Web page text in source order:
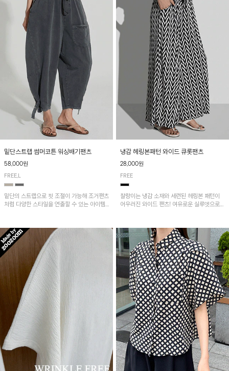
밑단스트랩 썸머코튼 워싱배기팬츠
58,000원
FREE,L
밑단의 스트랩으로 핏 조절이 가능해 조거팬츠
처럼 다양한 스타일을 연출할 수 있는 아이템!
냉감 헤링본패턴 와이드 큐롯팬츠
28,000원
FREE
찰랑이는 냉감 소재와 세련된 헤링본 패턴이
어우러진 와이드 팬츠! 여유로운 실루엣으로
다.